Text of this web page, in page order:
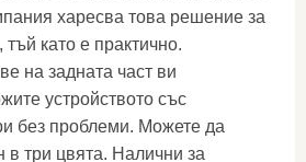
харесва това решение за
тъй като е практично.
на задната част ви
устройството със
без проблеми. Можете да
в три цвята. Налични за